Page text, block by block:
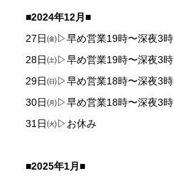
■2024年12月■
27日㈮▷早め営業19時〜深夜3時
28日㈯▷早め営業19時〜深夜3時
29日㈰▷早め営業18時〜深夜3時
30日㈪▷早め営業18時〜深夜3時
31日㈫▷お休み
■2025年1月■